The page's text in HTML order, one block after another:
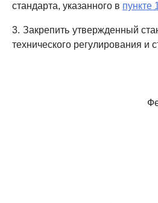
стандарта, указанного в пункте
3. Закрепить утвержденный
технического регулирования и